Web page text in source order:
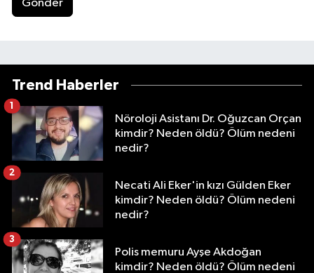
Gönder
Trend Haberler
Nöroloji Asistanı Dr. Oğuzcan Orçan
kimdir? Neden öldü? Ölüm nedeni
nedir?
1
Necati Ali Eker'in kızı Gülden Eker
kimdir? Neden öldü? Ölüm nedeni
nedir?
2
Polis memuru Ayşe Akdoğan
kimdir? Neden öldü? Ölüm nedeni
3